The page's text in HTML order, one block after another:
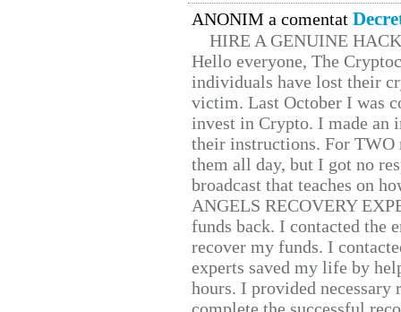
ANONIM a comentat
HIRE A GENUINE
Hello everyone, The
individuals have lost their
victim. Last October I was
invest in Crypto. I made
their instructions. For TWO
them all day, but I got no
broadcast that teaches on
ANGELS RECOVERY
funds back. I contacted the
recover my funds. I
experts saved my life by
hours. I provided